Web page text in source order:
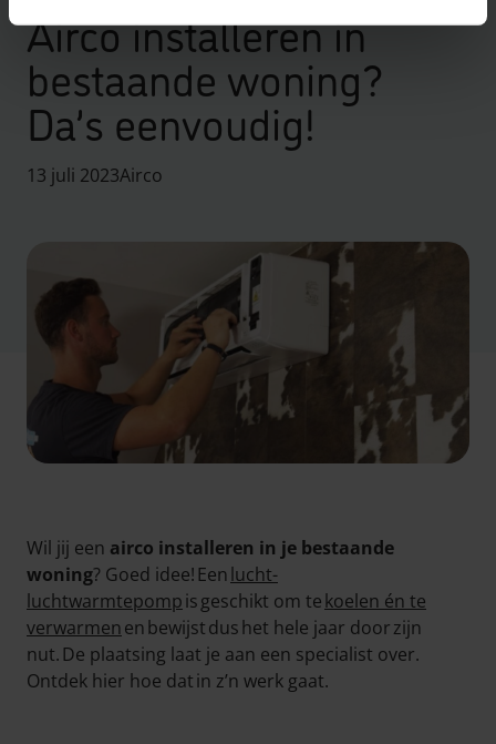
Airco installeren in
bestaande woning?
Da’s eenvoudig!
13 juli 2023Airco
Wil jij een airco installeren in je bestaande
woning? Goed idee! Eenlucht-
luchtwarmtepompis geschikt om tekoelen én te
verwarmenen bewijst dus het hele jaar door zijn
nut. De plaatsing laat je aan een specialist over.
Ontdek hier hoe dat in z’n werk gaat.